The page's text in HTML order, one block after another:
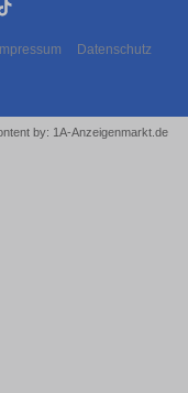
Impressum Datenschutz
by: 1A-Anzeigenmarkt.de